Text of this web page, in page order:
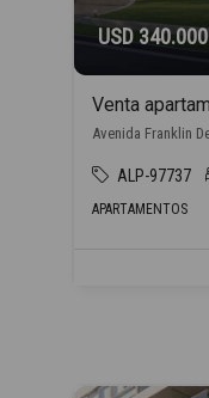
USD 340.000
ALP-97737
APARTAMENTOS